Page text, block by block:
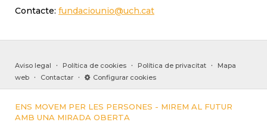
Contacte: fundaciounio@uch.cat
Aviso legal · Política de cookies · Política de privacitat ·
Mapa
web
· Contactar · Configurar cookies
ENS MOVEM PER LES PERSONES - MIREM AL FUTUR
AMB UNA MIRADA OBERTA